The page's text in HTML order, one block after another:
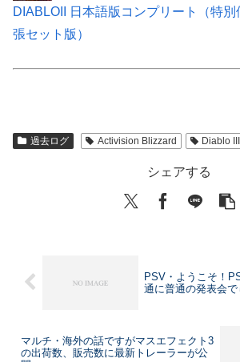
DIABLOII 日本語版コンプリート（特
張セット版）
過去ログ Activision Blizzard Diablo III
シェアする
PSV・ようこそ！
通に普通の発表会で
マルチ・海外の話ですがマスエフェクト3
の出荷数、販売数に最新トレーラーが公